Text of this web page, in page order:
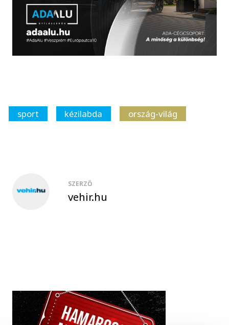
sport kézilabda ország-világ
SZERZŐ
vehir.hu